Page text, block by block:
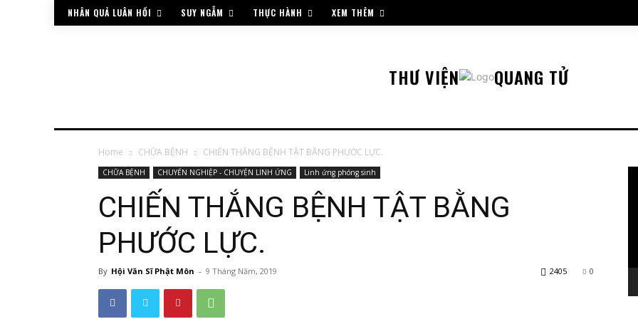
NHÂN QUẢ LUÂN HỒI SUY NGẪM THỰC HÀNH XEM THÊM
THƯ VIỆN QUANG TỬ
Home CHỮA BỆNH CHIẾN THẮNG BỆNH TẬT BẰNG PHƯỚC LỰC.
CHỮA BỆNH CHUYỂN NGHIỆP - CHUYỆN LINH ỨNG Linh ứng phóng sinh
CHIẾN THẮNG BỆNH TẬT BẰNG
PHƯỚC LỰC.
By Hội Văn Sĩ Phật Môn - 9 Tháng Năm, 2019 0
2405